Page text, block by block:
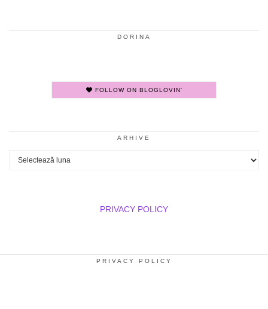
DORINA
FOLLOW ON BLOGLOVIN'
ARHIVE
Arhive
PRIVACY POLICY
PRIVACY POLICY